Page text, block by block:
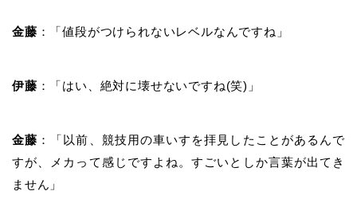
金藤 ：「値段がつけられないレベルなんですね」
伊藤 ：「はい、絶対に壊せないですね(笑)」
金藤 ：「以前、競技用の車いすを拝見したことがあるんで
すが、メカって感じですよね。すごいとしか言葉が出てき
ません」